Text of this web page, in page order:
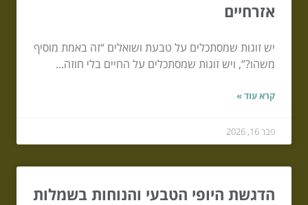
אזרחיים
יש זוגות שמסתכלים על טבעת ושואלים “זה באמת מוסיף
משהו?”, ויש זוגות שמסתכלים על החיים בלי חוזה...
קרא עוד »
פבר 16, 2026
הדגשת היופי הטבעי והנוחות בשמלות